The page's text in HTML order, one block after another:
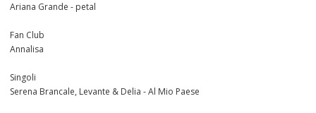
Ariana Grande - petal
Fan Club
Annalisa
Singoli
Serena Brancale, Levante & Delia - Al Mio Paese